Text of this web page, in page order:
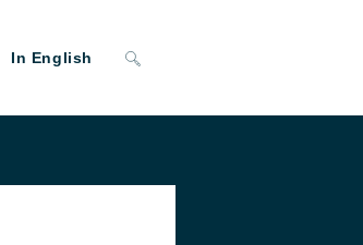
In English Toggle